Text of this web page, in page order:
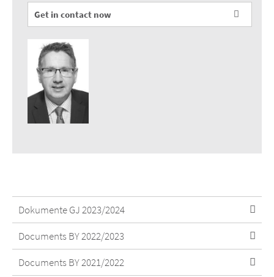
Get in contact now
Dokumente GJ 2023/2024
Documents BY 2022/2023
Documents BY 2021/2022